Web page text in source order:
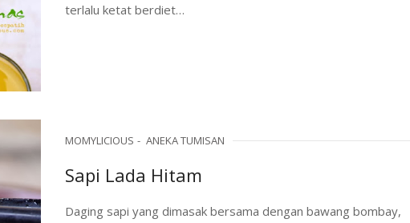
terlalu ketat berdiet…
MOMYLICIOUS ANEKA TUMISAN
Sapi Lada Hitam
Daging sapi yang dimasak bersama dengan bawang bombay,